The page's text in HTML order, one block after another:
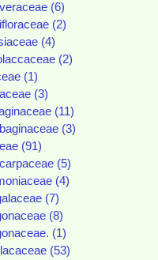
(6)
(2)
(4)
(2)
(1)
(3)
(11)
(3)
(91)
(5)
(4)
(7)
(8)
(1)
(53)